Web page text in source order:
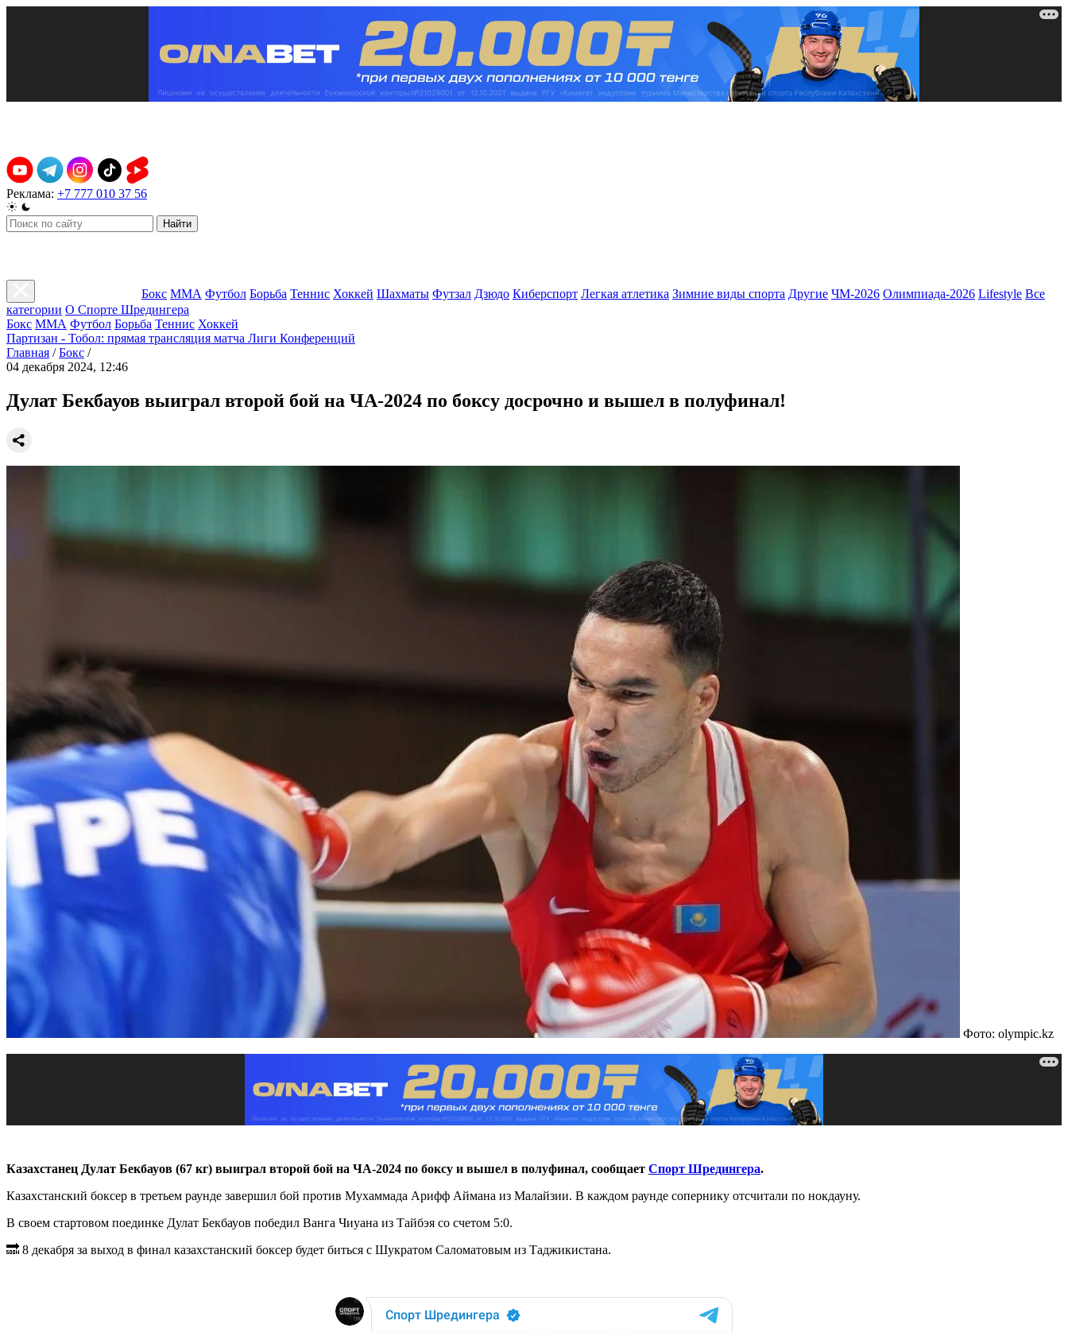
Реклама: +7 777 010 37 56
Найти
Бокс ММА Футбол Борьба Теннис Хоккей Шахматы Футзал Дзюдо Киберспорт Легкая атлетика Зимние виды спорта Другие ЧМ-2026 Олимпиада-2026 Lifestyle Все
категории О Спорте Шредингера
Бокс ММА Футбол Борьба Теннис Хоккей
Партизан - Тобол: прямая трансляция матча Лиги Конференций
Главная / Бокс /
04 декабря 2024, 12:46
Дулат Бекбауов выиграл второй бой на ЧА-2024 по боксу досрочно и вышел в полуфинал!
Фото: olympic.kz
Казахстанец Дулат Бекбауов (67 кг) выиграл второй бой на ЧА-2024 по боксу и вышел в полуфинал, сообщает Спорт Шредингера.
Казахстанский боксер в третьем раунде завершил бой против Мухаммада Арифф Аймана из Малайзии. В каждом раунде сопернику отсчитали по нокдауну.
В своем стартовом поединке Дулат Бекбауов победил Ванга Чиуана из Тайбэя со счетом 5:0.
🔜 8 декабря за выход в финал казахстанский боксер будет биться с Шукратом Саломатовым из Таджикистана.